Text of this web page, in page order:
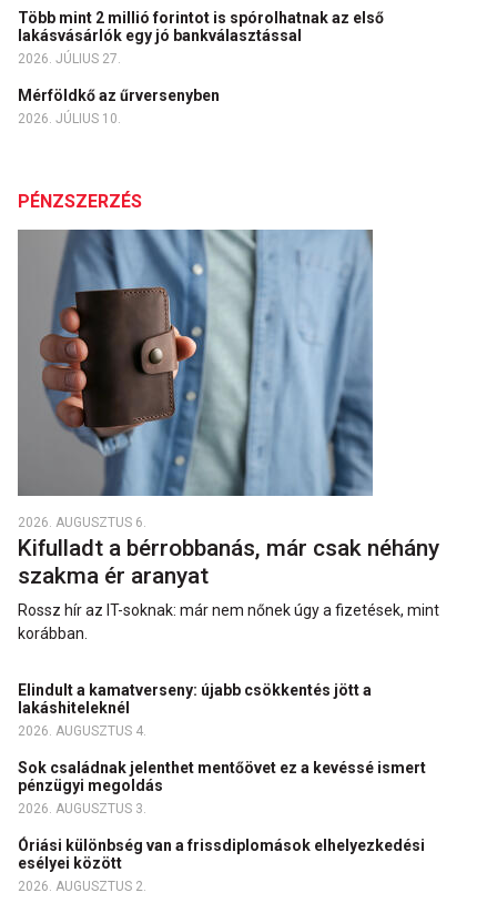
Több mint 2 millió forintot is spórolhatnak az első
lakásvásárlók egy jó bankválasztással
2026. JÚLIUS 27.
Mérföldkő az űrversenyben
2026. JÚLIUS 10.
PÉNZSZERZÉS
2026. AUGUSZTUS 6.
Kifulladt a bérrobbanás, már csak néhány
szakma ér aranyat
Rossz hír az IT-soknak: már nem nőnek úgy a fizetések, mint
korábban.
Elindult a kamatverseny: újabb csökkentés jött a
lakáshiteleknél
2026. AUGUSZTUS 4.
Sok családnak jelenthet mentőövet ez a kevéssé ismert
pénzügyi megoldás
2026. AUGUSZTUS 3.
Óriási különbség van a frissdiplomások elhelyezkedési
esélyei között
2026. AUGUSZTUS 2.